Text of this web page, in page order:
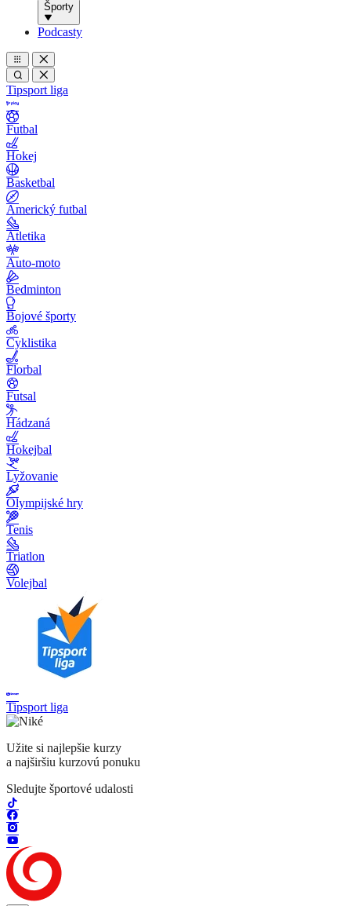
Športy
Podcasty
Tipsport liga
Futbal
Hokej
Basketbal
Americký futbal
Atletika
Auto-moto
Bedminton
Bojové športy
Cyklistika
Florbal
Futsal
Hádzaná
Hokejbal
Lyžovanie
Olympijské hry
Tenis
Triatlon
Volejbal
Tipsport liga
Užite si najlepšie kurzy
a najširšiu kurzovú ponuku
Sledujte športové udalosti